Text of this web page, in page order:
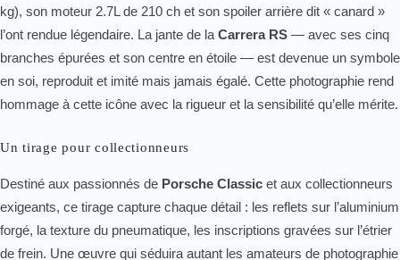
kg), son moteur 2.7L de 210 ch et son spoiler arrière dit « canard »
l’ont rendue légendaire. La jante de laCarrera RS — avec ses cinq
branches épurées et son centre en étoile — est devenue un symbole
en soi, reproduit et imité mais jamais égalé. Cette photographie rend
hommage à cette icône avec la rigueur et la sensibilité qu’elle mérite.
Un tirage pour collectionneurs
Destiné aux passionnés de Porsche Classic et aux collectionneurs
exigeants, ce tirage capture chaque détail : les reflets sur l’aluminium
forgé, la texture du pneumatique, les inscriptions gravées sur l’étrier
de frein. Une œuvre qui séduira autant les amateurs de photographie